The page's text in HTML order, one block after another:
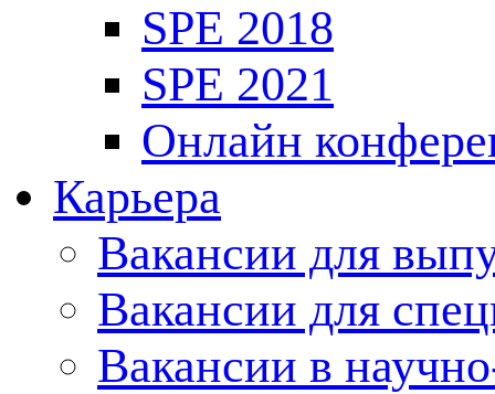
SPE 2018
SPE 2021
Онлайн
Карьера
Вакансии для
Вакансии для
Вакансии в